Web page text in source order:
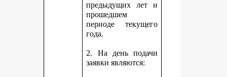
предыдущих лет и
прошедшем
периоде текущего
года.
2. На день подачи
заявки являются: